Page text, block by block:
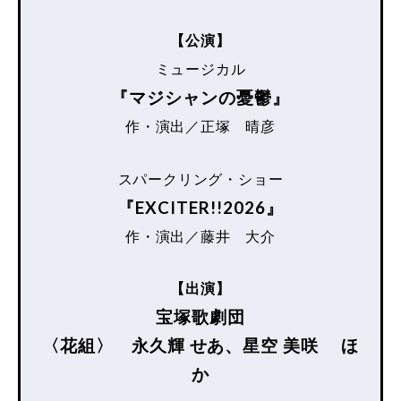
【公演】
ミュージカル
『マジシャンの憂鬱』
作・演出／正塚 晴彦
スパークリング・ショー
『EXCITER!!2026』
作・演出／藤井 大介
【出演】
宝塚歌劇団
〈花組〉 永久輝 せあ、星空 美咲 ほ
か